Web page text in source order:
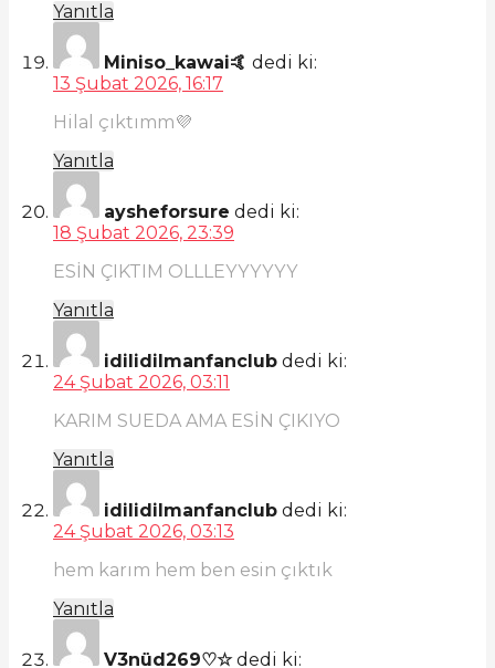
Yanıtla
Miniso_kawai🤙 dedi ki:
13 Şubat 2026, 16:17
Hilal çıktımm💜
Yanıtla
aysheforsure dedi ki:
18 Şubat 2026, 23:39
ESİN ÇIKTIM OLLLEYYYYYY
Yanıtla
idilidilmanfanclub dedi ki:
24 Şubat 2026, 03:11
KARIM SUEDA AMA ESİN ÇIKIYO
Yanıtla
idilidilmanfanclub dedi ki:
24 Şubat 2026, 03:13
hem karım hem ben esin çıktık
Yanıtla
V3nüd269♡☆ dedi ki: